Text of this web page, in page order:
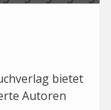
bietet
Autoren